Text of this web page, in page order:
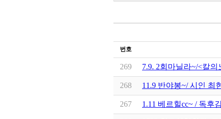
번호
269 7.9. 2회마닐라~/<칼
268 11.9 반야봉~/ 시인 최
267 1.11 베르힐cc~ / 독후